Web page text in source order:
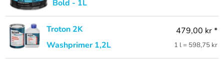
Bold - 1L
Troton 2K
Washprimer 1,2L
479,00 kr *
1 l = 598,75 kr